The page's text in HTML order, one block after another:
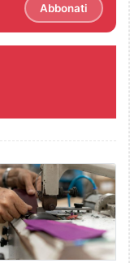
Abbonati